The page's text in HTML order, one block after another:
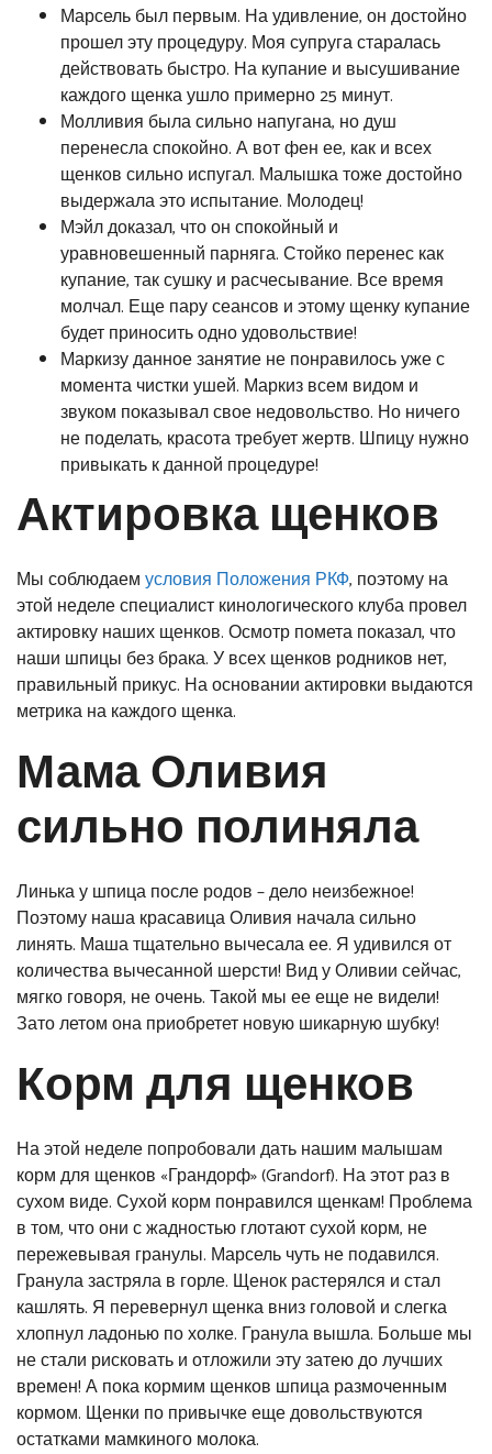
Марсель был первым. На удивление, он достойно
прошел эту процедуру. Моя супруга старалась
действовать быстро. На купание и высушивание
каждого щенка ушло примерно 25 минут.
Молливия была сильно напугана, но душ
перенесла спокойно. А вот фен ее, как и всех
щенков сильно испугал. Малышка тоже достойно
выдержала это испытание. Молодец!
Мэйл доказал, что он спокойный и
уравновешенный парняга. Стойко перенес как
купание, так сушку и расчесывание. Все время
молчал. Еще пару сеансов и этому щенку купание
будет приносить одно удовольствие!
Маркизу данное занятие не понравилось уже с
момента чистки ушей. Маркиз всем видом и
звуком показывал свое недовольство. Но ничего
не поделать, красота требует жертв. Шпицу нужно
привыкать к данной процедуре!
Актировка щенков
Мы соблюдаемусловия Положения РКФ, поэтому на
этой неделе специалист кинологического клуба провел
актировку наших щенков. Осмотр помета показал, что
наши шпицы без брака. У всех щенков родников нет,
правильный прикус. На основании актировки выдаются
метрика на каждого щенка.
Мама Оливия
сильно полиняла
Линька у шпица после родов – дело неизбежное!
Поэтому наша красавица Оливия начала сильно
линять. Маша тщательно вычесала ее. Я удивился от
количества вычесанной шерсти! Вид у Оливии сейчас,
мягко говоря, не очень. Такой мы ее еще не видели!
Зато летом она приобретет новую шикарную шубку!
Корм для щенков
На этой неделе попробовали дать нашим малышам
корм для щенков «Грандорф» (Grandorf). На этот раз в
сухом виде. Сухой корм понравился щенкам! Проблема
в том, что они с жадностью глотают сухой корм, не
пережевывая гранулы. Марсель чуть не подавился.
Гранула застряла в горле. Щенок растерялся и стал
кашлять. Я перевернул щенка вниз головой и слегка
хлопнул ладонью по холке. Гранула вышла. Больше мы
не стали рисковать и отложили эту затею до лучших
времен! А пока кормим щенков шпица размоченным
кормом. Щенки по привычке еще довольствуются
остатками мамкиного молока.